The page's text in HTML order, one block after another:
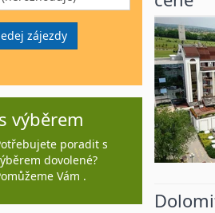
zájezdy
výběrem
poradit s
dovolené?
Vám .